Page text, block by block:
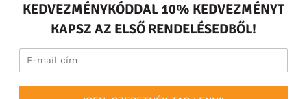
KEDVEZMÉNYKÓDDAL 10% KEDVEZMÉNYT
KAPSZ AZ ELSŐ RENDELÉSEDBŐL!